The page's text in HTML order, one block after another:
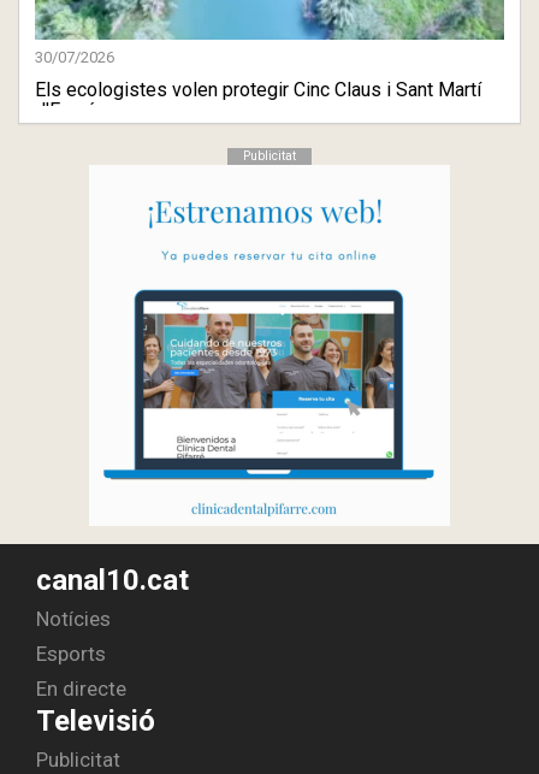
30/07/2026
Els ecologistes volen protegir Cinc Claus i Sant Martí
d'Empú ...
Publicitat
canal10.cat
Notícies
Esports
En directe
Televisió
Publicitat